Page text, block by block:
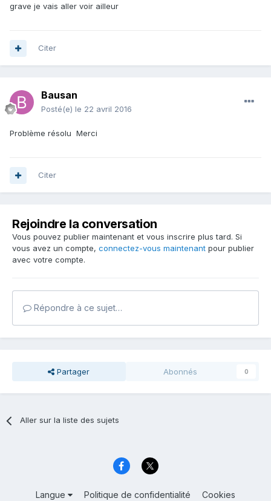
grave je vais aller voir ailleur
Citer
Bausan
Posté(e) le 22 avril 2016
Problème résolu Merci
Citer
Rejoindre la conversation
Vous pouvez publier maintenant et vous inscrire plus tard. Si
vous avez un compte, connectez-vous maintenant pour publier
avec votre compte.
Répondre à ce sujet…
Partager Abonnés 0
Aller sur la liste des sujets
Langue Politique de confidentialité Cookies